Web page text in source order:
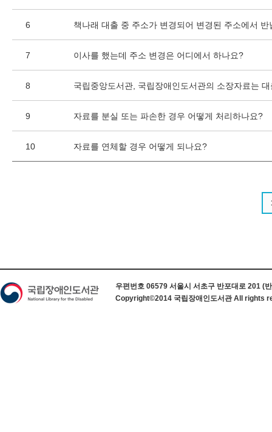
6 책나래 대출 중 주소가 변경되어 변경된 주소에서
7 이사를 했는데 주소 변경은 어디에서 하나요?
8 국립중앙도서관, 국립장애인도서관의 소장자료는
9 자료를 분실 또는 파손한 경우 어떻게 처리하나요?
10 자료를 연체할 경우 어떻게 되나요?
우편번호 06579 서울시 서초구 반포대로 201 (
Copyright©2014 국립장애인도서관 All rights